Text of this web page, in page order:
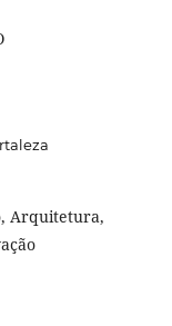
Arquitetura,